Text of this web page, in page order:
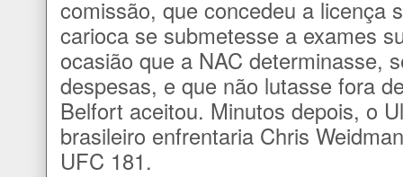
comissão, que concedeu a licença
carioca se submetesse a exames
ocasião que a NAC determinasse,
despesas, e que não lutasse fora
Belfort aceitou. Minutos depois, o
brasileiro enfrentaria Chris
UFC 181.